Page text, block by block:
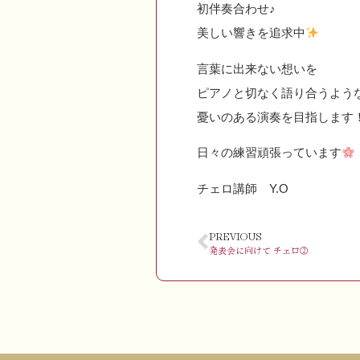
初伴奏合わせ♪
美しい響きを追求中
言葉に出来ない想いを
ピアノと切なく語り合うよう
憂いのある演奏を目指します！
日々の練習頑張っています
チェロ講師 Y.O
PREVIOUS
発表会に向けて チェロ②